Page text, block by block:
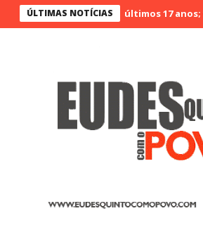
ÚLTIMAS NOTÍCIAS
violento nos últimos 17 anos; veja